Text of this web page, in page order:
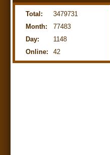
Online: 42
Total:
3479731
Month:
77483
Day:
1148